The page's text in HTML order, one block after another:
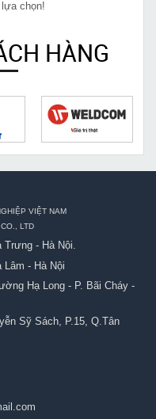
chọn!
HÀNG
VIỆT NAM
LTD
Trưng - Hà Nội.
- Hà Nội
Hạ Long - P. Bãi Cháy -
Sỹ Sách, P.15, Q.Tân